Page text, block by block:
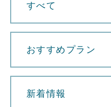
すべて
おすすめプラン
新着情報